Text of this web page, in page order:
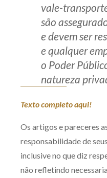
vale-
são
e devem ser
e qualquer
o Poder
natureza
Texto completo aqui!
Os artigos e pareceres
responsabilidade de
inclusive no que diz
não refletindo